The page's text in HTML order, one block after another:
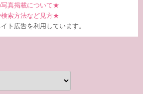
真掲載について★
索方法など見方★
ト広告を利用しています。